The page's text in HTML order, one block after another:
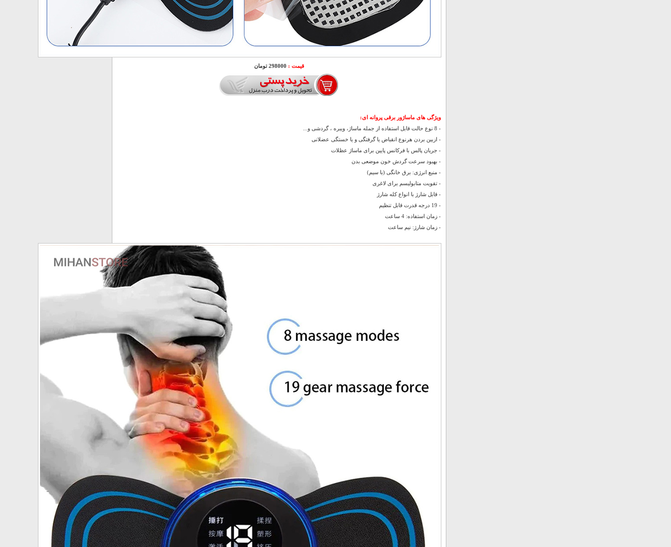
قیمت : 298000 تومان
ویژگی های ماساژور برقی پروانه ای:
- 8 نوع حالت قابل استفاده از جمله ماساژ، ویبره ، گردشی و...
- ازبین بردن هرنوع انقباض یا گرفتگی و یا خستگی عضلانی
- جریان پالس با فرکانس پایین برای ماساژ عظلات
- بهبود سرعت گردش خون موضعی بدن
- منبع انرژی: برق خانگی (با سیم)
- تقویت متابولیسم برای لاغری
- قابل شارژ با انواع کله شارژ
- 19 درجه قدرت قابل تنظیم
- زمان استفاده: 4 ساعت
- زمان شارژ: نیم ساعت